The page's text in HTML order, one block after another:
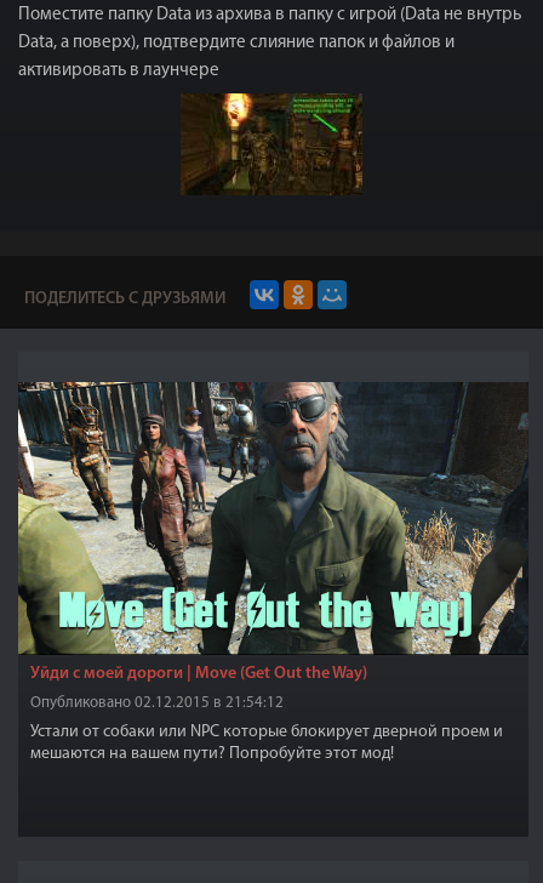
Поместите папку Data из архива в папку с игрой (Data не внутрь
Data, а поверх), подтвердите слияние папок и файлов и
активировать в лаунчере
ПОДЕЛИТЕСЬ С ДРУЗЬЯМИ
Уйди с моей дороги | Move (Get Out the Way)
Опубликовано 02.12.2015 в 21:54:12
Устали от собаки или NPC которые блокирует дверной проем и
мешаются на вашем пути? Попробуйте этот мод!